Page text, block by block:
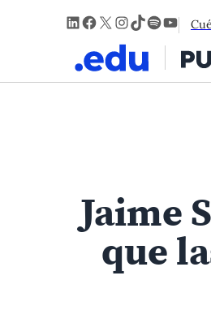
LinkedIn
Facebook
X Instagram
TikTok
Spotify
Jaime
que